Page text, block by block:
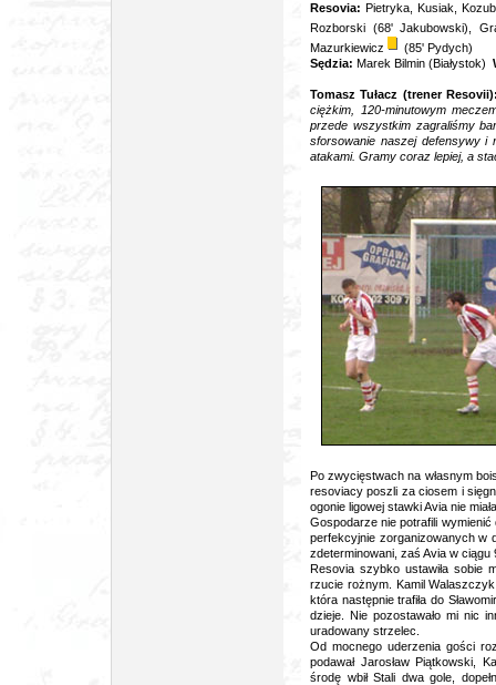
Resovia: Pietryka, Kusiak,
Rozborski (68' Jakubowski),
Mazurkiewicz
(85' Pydych)
Sędzia: Marek Bilmin (Białystok)
Tomasz Tułacz (trener
ciężkim, 120-minutowym
przede wszystkim zagraliśmy
sforsowanie naszej defensywy i
atakami. Gramy coraz lepiej, a
Po zwycięstwach na własnym
resoviacy poszli za ciosem i
ogonie ligowej stawki Avia nie
Gospodarze nie potrafili
perfekcyjnie zorganizowanych w
zdeterminowani, zaś Avia w ciągu
Resovia szybko ustawiła sobie
rzucie rożnym. Kamil Walaszczyk
która następnie trafiła do
dzieje. Nie pozostawało mi nic
uradowany strzelec.
Od mocnego uderzenia gości
podawał Jarosław Piątkowski,
środę wbił Stali dwa gole,